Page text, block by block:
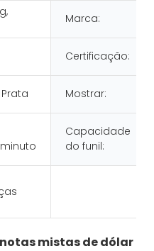
Marca:
Certificação:
Mostrar:
Capacidade
do funil:
mistas de dólar